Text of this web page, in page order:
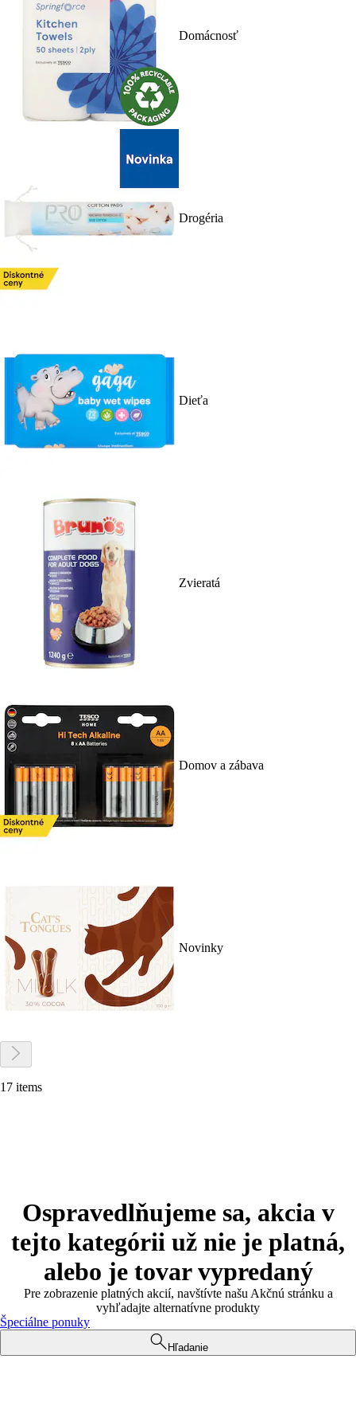
Domácnosť
Drogéria
Dieťa
Zvieratá
Domov a zábava
Novinky
17 items
Ospravedlňujeme sa, akcia v
tejto kategórii už nie je platná,
alebo je tovar vypredaný
Pre zobrazenie platných akcií, navštívte našu Akčnú stránku a
vyhľadajte alternatívne produkty
Špeciálne ponuky
Hľadanie